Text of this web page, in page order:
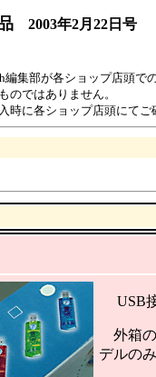
2003年2月22日号
集部が各ショップ店頭で
ではありません。
に各ショップ店頭にてご
USB接
外箱の
デルの